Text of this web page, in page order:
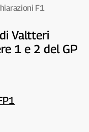
F1
Valtteri
1 e 2 del GP